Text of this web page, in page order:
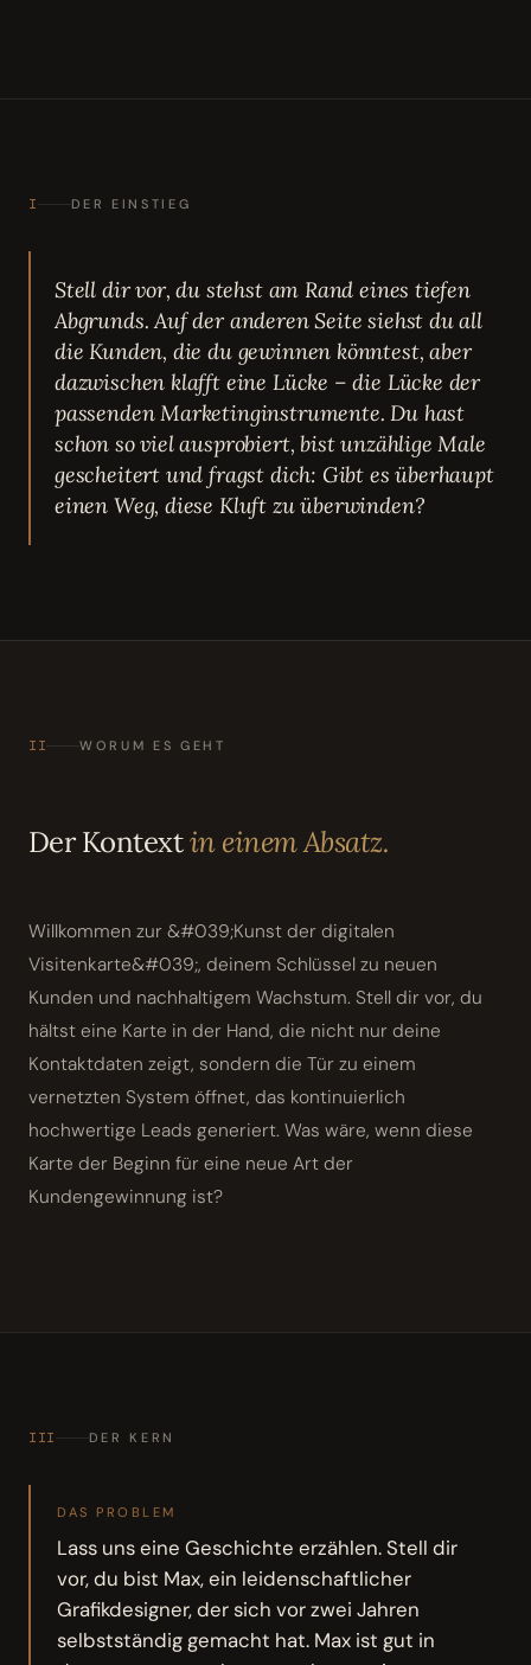
I DER EINSTIEG
Stell dir vor, du stehst am Rand eines tiefen
Abgrunds. Auf der anderen Seite siehst du all
die Kunden, die du gewinnen könntest, aber
dazwischen klafft eine Lücke – die Lücke der
passenden Marketinginstrumente. Du hast
schon so viel ausprobiert, bist unzählige Male
gescheitert und fragst dich: Gibt es überhaupt
einen Weg, diese Kluft zu überwinden?
II WORUM ES GEHT
Der Kontextin einem Absatz.
Willkommen zur &#039;Kunst der digitalen
Visitenkarte&#039;, deinem Schlüssel zu neuen
Kunden und nachhaltigem Wachstum. Stell dir vor, du
hältst eine Karte in der Hand, die nicht nur deine
Kontaktdaten zeigt, sondern die Tür zu einem
vernetzten System öffnet, das kontinuierlich
hochwertige Leads generiert. Was wäre, wenn diese
Karte der Beginn für eine neue Art der
Kundengewinnung ist?
III DER KERN
DAS PROBLEM
Lass uns eine Geschichte erzählen. Stell dir
vor, du bist Max, ein leidenschaftlicher
Grafikdesigner, der sich vor zwei Jahren
selbstständig gemacht hat. Max ist gut in